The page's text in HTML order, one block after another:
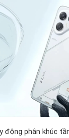
động phân khúc